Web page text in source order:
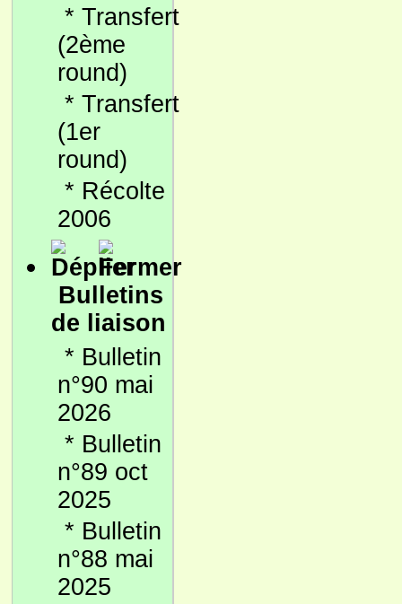
* Transfert
(2ème
round)
* Transfert
(1er
round)
* Récolte
2006
Bulletins
de liaison
* Bulletin
n°90 mai
2026
* Bulletin
n°89 oct
2025
* Bulletin
n°88 mai
2025